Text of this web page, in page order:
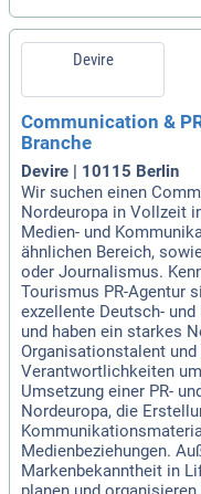
Devire
Communication &
Branche
Devire | 10115 Berlin
Wir suchen einen
Nordeuropa in Vollzeit
Medien- und
ähnlichen Bereich,
oder Journalismus.
Tourismus PR-Agentur
exzellente Deutsch-
und haben ein starkes
Organisationstalent
Verantwortlichkeiten
Umsetzung einer PR-
Nordeuropa, die
Medienbeziehungen.
Markenbekanntheit in